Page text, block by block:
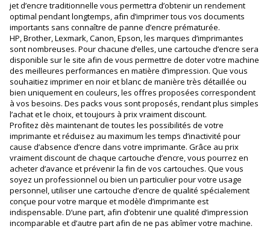
jet d’encre traditionnelle vous permettra d’obtenir un rendement
optimal pendant longtemps, afin d’imprimer tous vos documents
importants sans connaître de panne d’encre prématurée.
HP, Brother, Lexmark, Canon, Epson, les marques d’imprimantes
sont nombreuses. Pour chacune d’elles, une cartouche d’encre sera
disponible sur le site afin de vous permettre de doter votre machine
des meilleures performances en matière d’impression. Que vous
souhaitiez imprimer en noir et blanc de manière très détaillée ou
bien uniquement en couleurs, les offres proposées correspondent
à vos besoins. Des packs vous sont proposés, rendant plus simples
l’achat et le choix, et toujours à prix vraiment discount.
Profitez dès maintenant de toutes les possibilités de votre
imprimante et réduisez au maximum les temps d’inactivité pour
cause d’absence d’encre dans votre imprimante. Grâce au prix
vraiment discount de chaque cartouche d’encre, vous pourrez en
acheter d’avance et prévenir la fin de vos cartouches. Que vous
soyez un professionnel ou bien un particulier pour votre usage
personnel, utiliser une cartouche d’encre de qualité spécialement
conçue pour votre marque et modèle d’imprimante est
indispensable. D’une part, afin d’obtenir une qualité d’impression
incomparable et d’autre part afin de ne pas abîmer votre machine.